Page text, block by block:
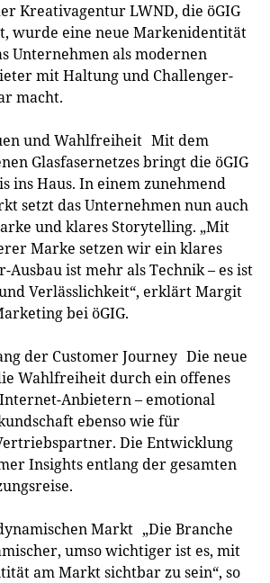
Kreativagentur LWND, die öGIG
wurde eine neue Markenidentität
Unternehmen als modernen
mit Haltung und Challenger-
macht.
und Wahlfreiheit Mit dem
Glasfasernetzes bringt die öGIG
ins Haus. In einem zunehmend
setzt das Unternehmen nun auch
und klares Storytelling. „Mit
Marke setzen wir ein klares
Ausbau ist mehr als Technik – es ist
Verlässlichkeit“, erklärt Margit
bei öGIG.
der Customer Journey Die neue
Wahlfreiheit durch ein offenes
Anbietern – emotional
ebenso wie für
Die Entwicklung
Insights entlang der gesamten
Markt „Die Branche
umso wichtiger ist es, mit
am Markt sichtbar zu sein“, so